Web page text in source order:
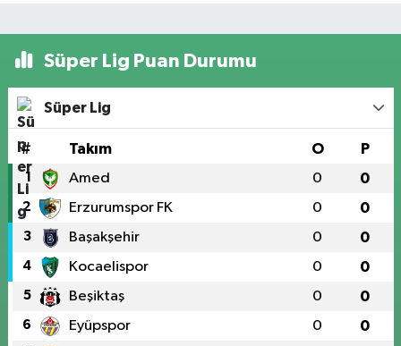
Süper Lig Puan Durumu
Süper Lig
# Takım O P
1 Amed 0 0
2 Erzurumspor FK 0 0
3 Başakşehir 0 0
4 Kocaelispor 0 0
5 Beşiktaş 0 0
6 Eyüpspor 0 0